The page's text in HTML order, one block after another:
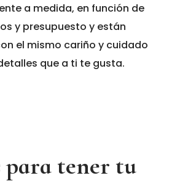
a medida, en función de
y presupuesto y están
el mismo cariño y cuidado
que a ti te gusta.
para tener tu